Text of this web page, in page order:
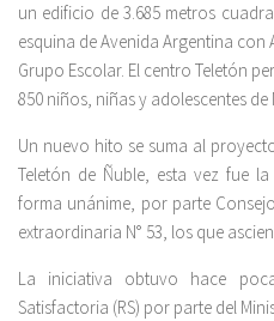
un edificio de 3.685 metros
esquina de Avenida Argentina con
Grupo Escolar. El centro Teletón
850 niños, niñas y adolescentes de
Un nuevo hito se suma al
Teletón de Ñuble, esta vez fue
forma unánime, por parte
extraordinaria N° 53, los que
La iniciativa obtuvo hace
Satisfactoria (RS) por parte del